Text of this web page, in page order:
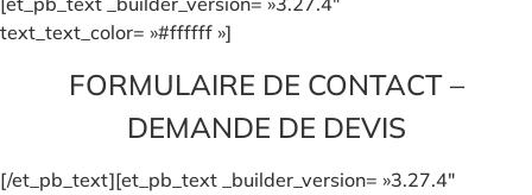
text_text_color= »#ffffff »]
FORMULAIRE DE CONTACT –
DEMANDE DE DEVIS
[/et_pb_text][et_pb_text _builder_version= »3.27.4″